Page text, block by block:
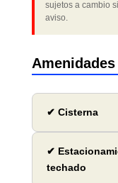
sujetos a cambio
aviso.
Amenidades
✔ Cisterna
✔
techado